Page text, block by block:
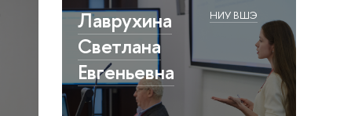
Лаврухина
Светлана
Евгеньевна
НИУ ВШЭ